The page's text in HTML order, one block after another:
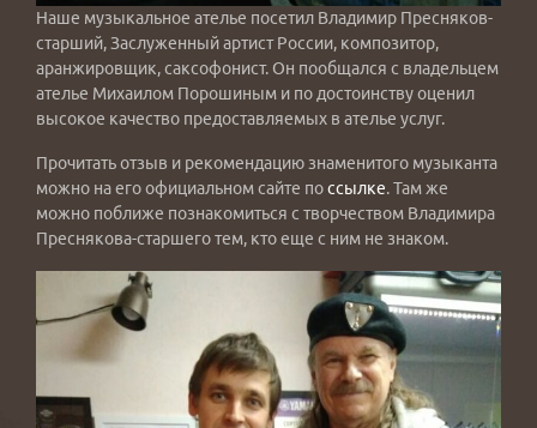
Наше музыкальное ателье посетил Владимир Пресняков-
старший, Заслуженный артист России, композитор,
аранжировщик, саксофонист. Он пообщался с владельцем
ателье Михаилом Порошиным и по достоинству оценил
высокое качество предоставляемых в ателье услуг.
Прочитать отзыв и рекомендацию знаменитого музыканта
можно на его официальном сайте поссылке. Там же
можно поближе познакомиться с творчеством Владимира
Преснякова-старшего тем, кто еще с ним не знаком.